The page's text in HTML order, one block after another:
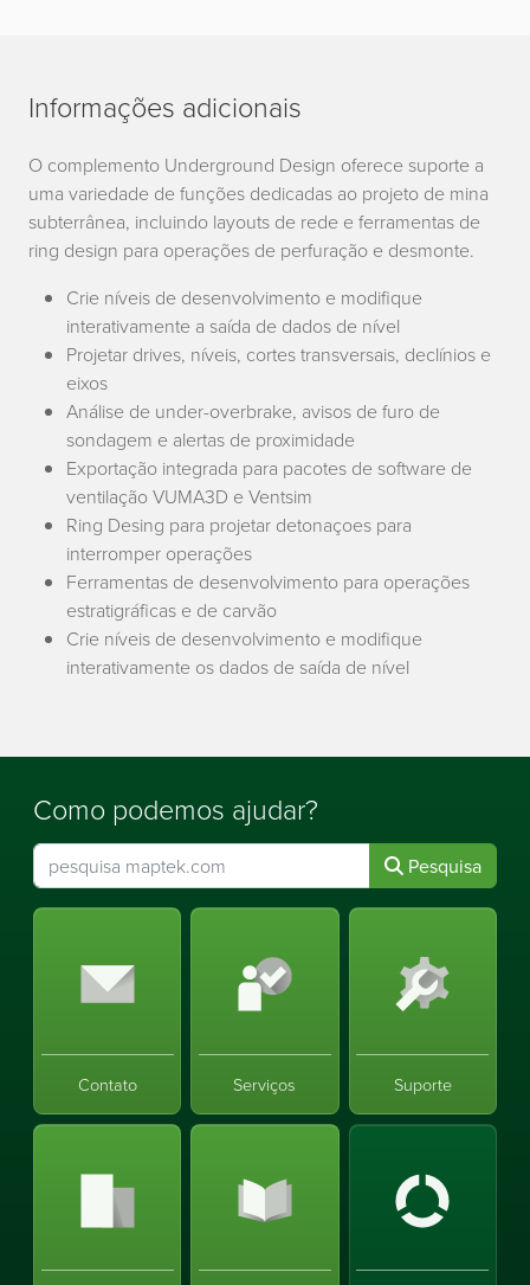
Informações adicionais
O complemento Underground Design oferece suporte a
uma variedade de funções dedicadas ao projeto de mina
subterrânea, incluindo layouts de rede e ferramentas de
ring design para operações de perfuração e desmonte.
Crie níveis de desenvolvimento e modifique
interativamente a saída de dados de nível
Projetar drives, níveis, cortes transversais, declínios e
eixos
Análise de under-overbrake, avisos de furo de
sondagem e alertas de proximidade
Exportação integrada para pacotes de software de
ventilação VUMA3D e Ventsim
Ring Desing para projetar detonaçoes para
interromper operações
Ferramentas de desenvolvimento para operações
estratigráficas e de carvão
Crie níveis de desenvolvimento e modifique
interativamente os dados de saída de nível
Como podemos ajudar?
Pesquisa
Contato Serviços Suporte